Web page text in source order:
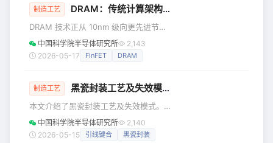
量。 在芯片制造的光刻工艺中，谁也无
无缺。当出现异常时，工程师并不会直
接报废整片晶圆——只要条件允许，他
们会启动光刻返工流程，把晶圆“洗干净”
橡皮擦掉重写。但这颗
制造工艺 DRAM：传统计算架构中的主内存
DRAM 技术正从 10nm 级向更先进节点
迈进。为满足 AI 等高算力需求，电容
器、晶体管与位单元架构迎来创新，同
算架构一直依赖动态随机存取存储器
元检索数据和程序代码所需的临时存储
空间。高速运行、高集成密度、高性价
比以及卓越的可靠性，促成 DRAM 技术
中国科学院半导体研究所
2,143
2026-05-17
FinFET DRAM
制造工艺 黑瓷封装工艺及失效模式
本文介绍了黑瓷封装工艺及失效模式。
黑瓷封装工艺 黑瓷封装工艺流程如图1所
示，使用能耐受420°C以上的以玻璃粉
中国科学院半导体研究所
2,140
2026-05-15
引线键合 黑瓷封装